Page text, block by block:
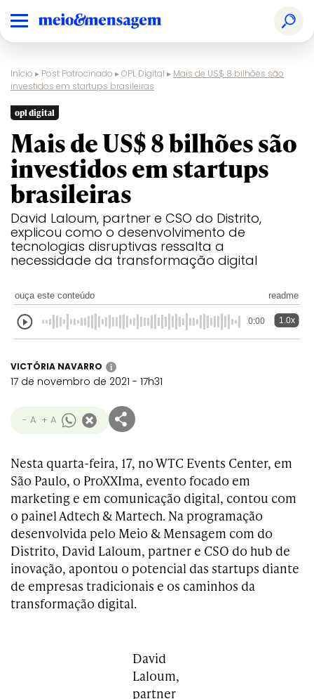
Início ▸ Post Patrocinado ▸OPL Digital ▸ Mais de US$ 8 bilhões são
investidos em startups brasileiras
opl digital
Mais de US$ 8 bilhões são
investidos em startups
brasileiras
David Laloum, partner e CSO do Distrito,
explicou como o desenvolvimento de
tecnologias disruptivas ressalta a
necessidade da transformação digital
ouça este conteúdo readme
0:00 1.0x
VICTÓRIA NAVARRO i
17 de novembro de 2021 - 17h31
- A + A
Nesta quarta-feira, 17, no WTC Events Center, em
São Paulo, o ProXXIma, evento focado em
marketing e em comunicação digital, contou com
o painel Adtech & Martech. Na programação
desenvolvida pelo Meio & Mensagem com do
Distrito, David Laloum, partner e CSO do hub de
inovação, apontou o potencial das startups diante
de empresas tradicionais e os caminhos da
transformação digital.
David
Laloum,
partner